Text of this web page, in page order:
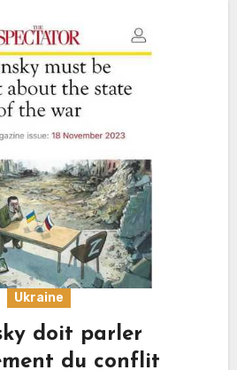
Ukraine
doit parler
du conflit